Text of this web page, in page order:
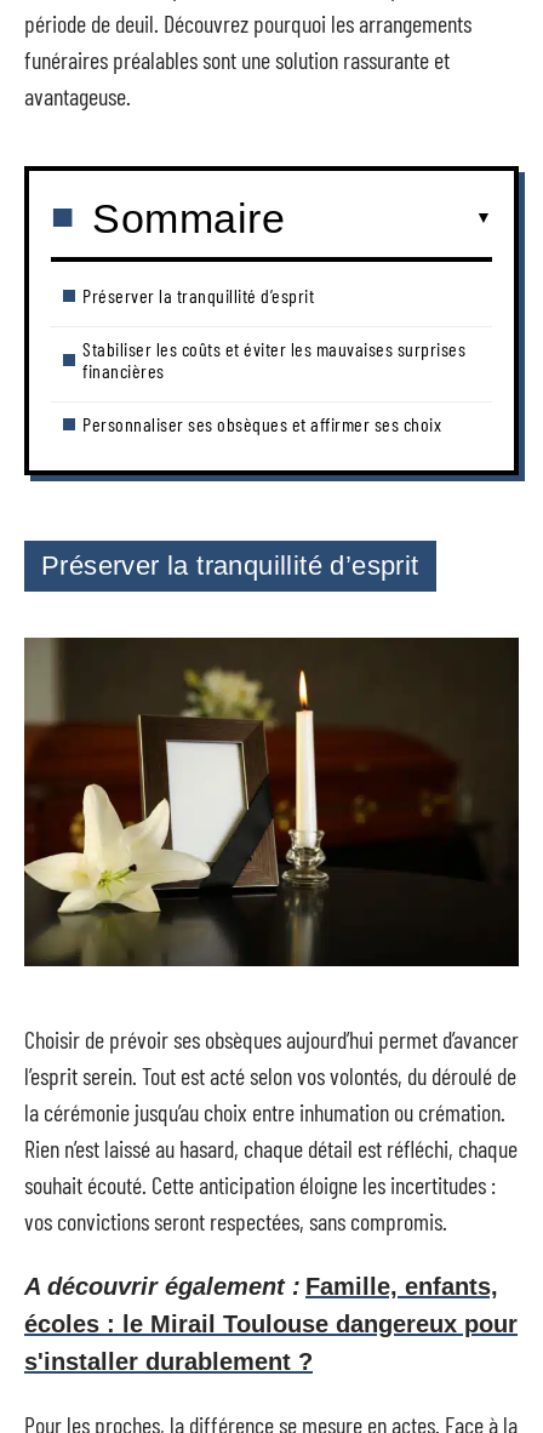
période de deuil. Découvrez pourquoi les arrangements
funéraires préalables sont une solution rassurante et
avantageuse.
Sommaire
Préserver la tranquillité d’esprit
Stabiliser les coûts et éviter les mauvaises surprises
financières
Personnaliser ses obsèques et affirmer ses choix
Préserver la tranquillité d’esprit
Choisir de prévoir ses obsèques aujourd’hui permet d’avancer
l’esprit serein. Tout est acté selon vos volontés, du déroulé de
la cérémonie jusqu’au choix entre inhumation ou crémation.
Rien n’est laissé au hasard, chaque détail est réfléchi, chaque
souhait écouté. Cette anticipation éloigne les incertitudes :
vos convictions seront respectées, sans compromis.
A découvrir également : Famille, enfants,
écoles : le Mirail Toulouse dangereux pour
s'installer durablement ?
Pour les proches, la différence se mesure en actes. Face à la